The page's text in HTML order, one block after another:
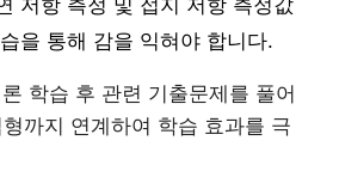
저항 측정 및 접지 저항 측정값
을 통해 감을 익혀야 합니다.
학습 후 관련 기출문제를 풀어
까지 연계하여 학습 효과를 극